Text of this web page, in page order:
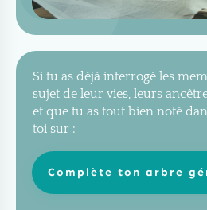
Si tu as déjà interrogé les
sujet de leur vies, leurs
et que tu as tout bien noté
toi sur :
Complète ton arbre